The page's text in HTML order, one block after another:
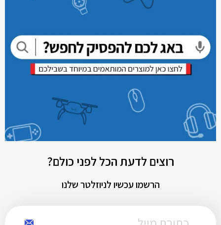
רוצים לדעת הכל לפני כולם?
הרשמו עכשיו לניוזלטר שלנו